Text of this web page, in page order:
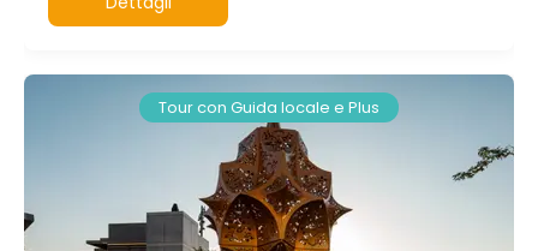
Tour con Guida locale e Plus